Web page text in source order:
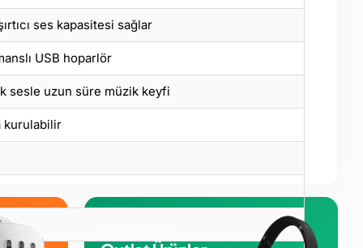
ses kapasitesi sağlar
USB hoparlör
sesle uzun süre müzik keyfi
kurulabilir